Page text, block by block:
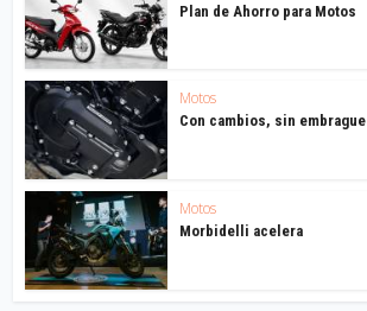
Plan de Ahorro para Motos
Motos
Con cambios, sin embrague
Motos
Morbidelli acelera